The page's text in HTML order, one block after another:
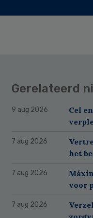
Gerelateerd
9 aug 2026
Cel
7 aug 2026
het
7 aug 2026
voor
7 aug 2026